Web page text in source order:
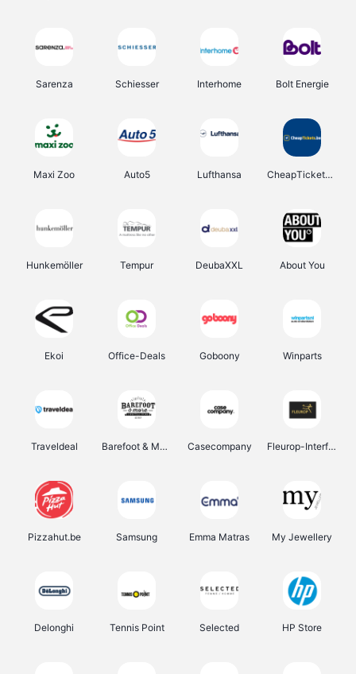
Sarenza Schiesser Interhome Bolt Energie
Maxi Zoo Auto5 Lufthansa CheapTickets.be
Hunkemöller Tempur DeubaXXL About You
Ekoi Office-Deals Goboony Winparts
Traveldeal Barefoot & More Casecompany Fleurop-Interflora
Pizzahut.be Samsung Emma Matras My Jewellery
Delonghi Tennis Point Selected HP Store